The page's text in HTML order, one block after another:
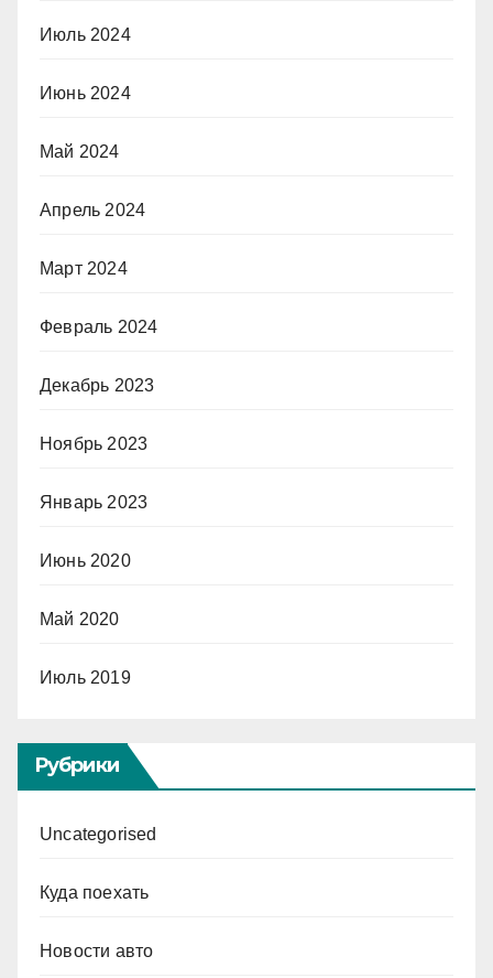
Июль 2024
Июнь 2024
Май 2024
Апрель 2024
Март 2024
Февраль 2024
Декабрь 2023
Ноябрь 2023
Январь 2023
Июнь 2020
Май 2020
Июль 2019
Рубрики
Uncategorised
Куда поехать
Новости авто